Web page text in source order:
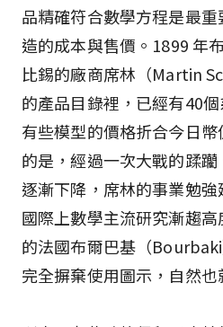
品精確符合數學方程是最
造的成本與售價。1899 年
比錫的廠商席林（Martin
的產品目錄裡，已經有40
有些模型的價格折合今日
的是，經過一次大戰的蹂
逐漸下降，席林的事業勉
國際上數學主流研究漸趨
的法國布爾巴基（
完全摒棄使用圖示，自然也